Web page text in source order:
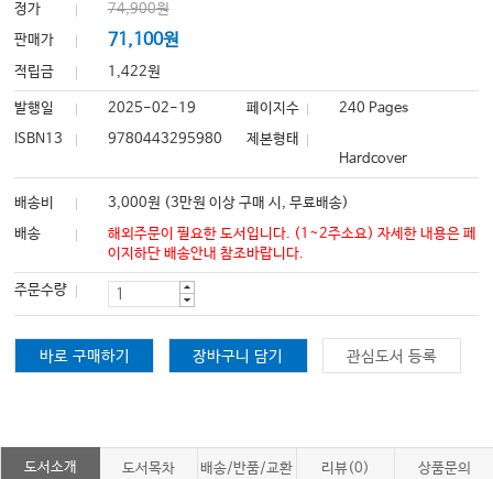
정가
74,900원
판매가
71,100원
적립금 1,422원
발행일 2025-02-19 페이지수
240 Pages
ISBN13
9780443295980
제본형태
Hardcover
배송비
3,000원 (3만원 이상 구매 시, 무료배송)
배송
해외주문이 필요한 도서입니다. (1~2주소요) 자세한 내용은 페
이지하단 배송안내 참조바랍니다.
주문수량
바로 구매하기 장바구니 담기 관심도서 등록
도서소개 도서목차 배송/반품/교환 리뷰(0) 상품문의